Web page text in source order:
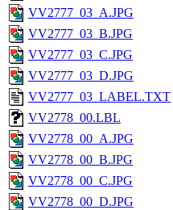
VV2777_03_A.JPG
VV2777_03_B.JPG
VV2777_03_C.JPG
VV2777_03_D.JPG
VV2777_03_LABEL.TXT
VV2778_00.LBL
VV2778_00_A.JPG
VV2778_00_B.JPG
VV2778_00_C.JPG
VV2778_00_D.JPG